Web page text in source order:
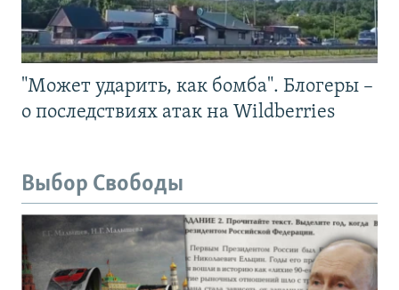
"Может ударить, как бомба". Блогеры –
о последствиях атак на Wildberries
Выбор Свободы